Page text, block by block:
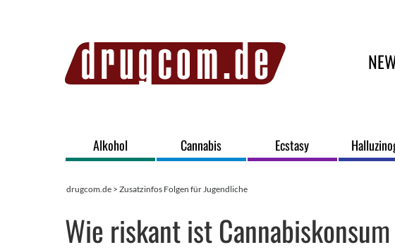
Alkohol Cannabis Ecstasy
drugcom.de > Zusatzinfos Folgen für Jugendliche
Wie riskant ist